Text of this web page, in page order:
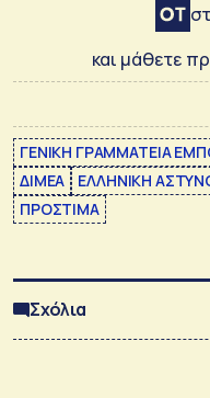
και μάθετε
ΓΕΝΙΚΗ ΓΡΑΜΜΑΤΕΙΑ
ΔΙΜΕΑ
ΕΛΛΗΝΙΚΗ
ΠΡΟΣΤΙΜΑ
Σχόλια